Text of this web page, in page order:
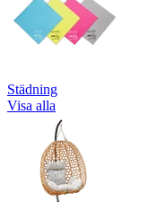
Städning
Visa alla